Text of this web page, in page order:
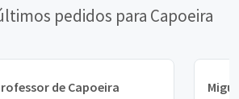
pedidos para Capoeira
de Capoeira